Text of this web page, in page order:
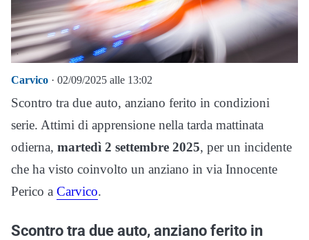
Carvico · 02/09/2025 alle 13:02
Scontro tra due auto, anziano ferito in condizioni
serie. Attimi di apprensione nella tarda mattinata
odierna, martedì 2 settembre 2025, per un incidente
che ha visto coinvolto un anziano in via Innocente
Perico a Carvico.
Scontro tra due auto, anziano ferito in